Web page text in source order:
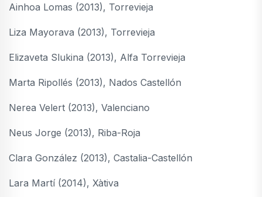
Ainhoa Lomas (2013), Torrevieja
Liza Mayorava (2013), Torrevieja
Elizaveta Slukina (2013), Alfa Torrevieja
Marta Ripollés (2013), Nados Castellón
Nerea Velert (2013), Valenciano
Neus Jorge (2013), Riba-Roja
Clara González (2013), Castalia-Castellón
Lara Martí (2014), Xàtiva